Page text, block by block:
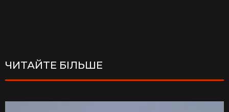
ЧИТАЙТЕ БІЛЬШЕ